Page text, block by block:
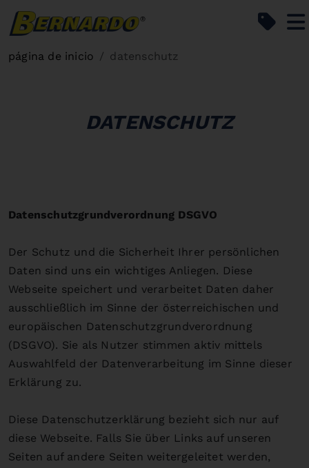
página de inicio datenschutz
DATENSCHUTZ
Datenschutzgrundverordnung DSGVO
Der Schutz und die Sicherheit Ihrer persönlichen
Daten sind uns ein wichtiges Anliegen. Diese
Webseite speichert und verarbeitet Daten daher
ausschließlich im Sinne der österreichischen und
europäischen Datenschutzgrundverordnung
(DSGVO). Sie als Nutzer stimmen aktiv mittels
Auswahlfeld der Datenverarbeitung im Sinne dieser
Erklärung zu.
Diese Datenschutzerklärung bezieht sich nur auf
diese Webseite. Falls Sie über Links auf unseren
Seiten auf andere Seiten weitergeleitet werden,